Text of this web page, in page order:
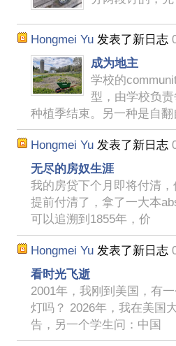
Hongmei Yu 发表了新日志
成为地主
学校的
型，由学校负
种植季结束。另一种是自
Hongmei Yu 发表了新日志
无尽的房奴生涯
我的房贷下个月即将付清
提前付清了，拿了一大本
可以追溯到1855年，价
Hongmei Yu 发表了新日志
看时光飞逝
2001年，我刚到美国，有
灯吗？ 2026年，我在美国
告，另一个学生问：中国